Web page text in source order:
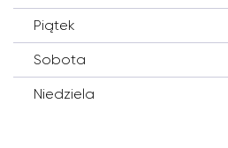
Piątek
Sobota
Niedziela